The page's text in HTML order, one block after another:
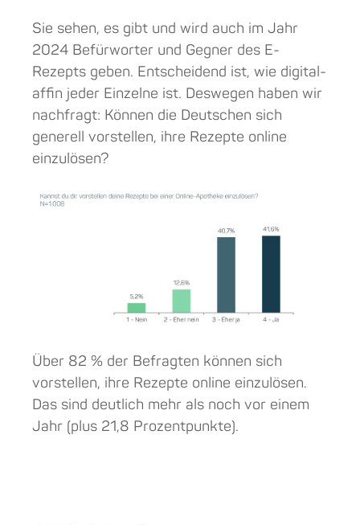
Sie sehen, es gibt und wird auch im Jahr
2024 Befürworter und Gegner des E-
Rezepts geben. Entscheidend ist, wie digital-
affin jeder Einzelne ist. Deswegen haben wir
nachfragt: Können die Deutschen sich
generell vorstellen, ihre Rezepte online
einzulösen?
Über 82 % der Befragten können sich
vorstellen, ihre Rezepte online einzulösen.
Das sind deutlich mehr als noch vor einem
Jahr (plus 21,8 Prozentpunkte).